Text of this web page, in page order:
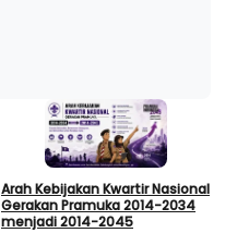
Arah Kebijakan Kwartir Nasional
Gerakan Pramuka 2014-2034
menjadi 2014-2045